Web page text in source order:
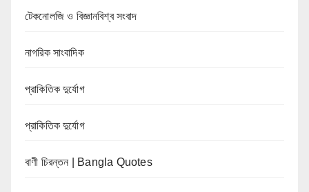
টেকনোলজি ও বিজ্ঞানবিশ্ব সংবাদ
নাগরিক সাংবাদিক
প্রাকিতিক দুর্যোগ
প্রাকিতিক দুর্যোগ
বাণী চিরন্তন | Bangla Quotes